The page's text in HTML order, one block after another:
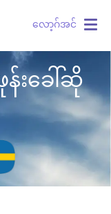
လော့ဂ်အင်
းခေါ်ဆို